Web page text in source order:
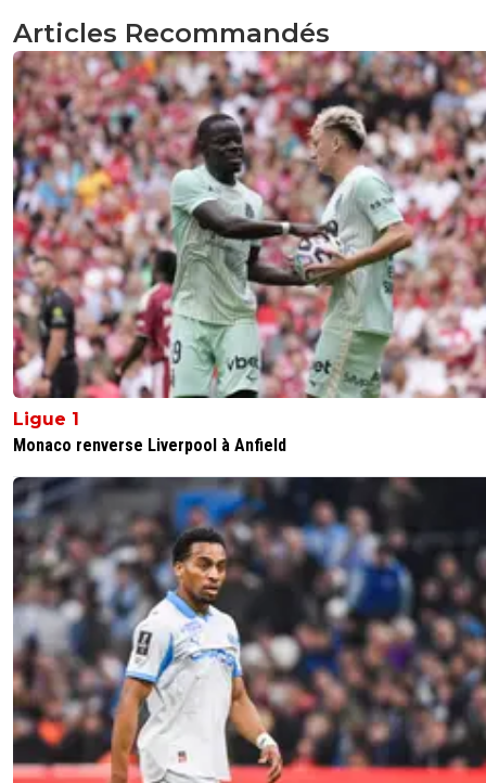
Articles Recommandés
Ligue 1
Monaco renverse Liverpool à Anfield